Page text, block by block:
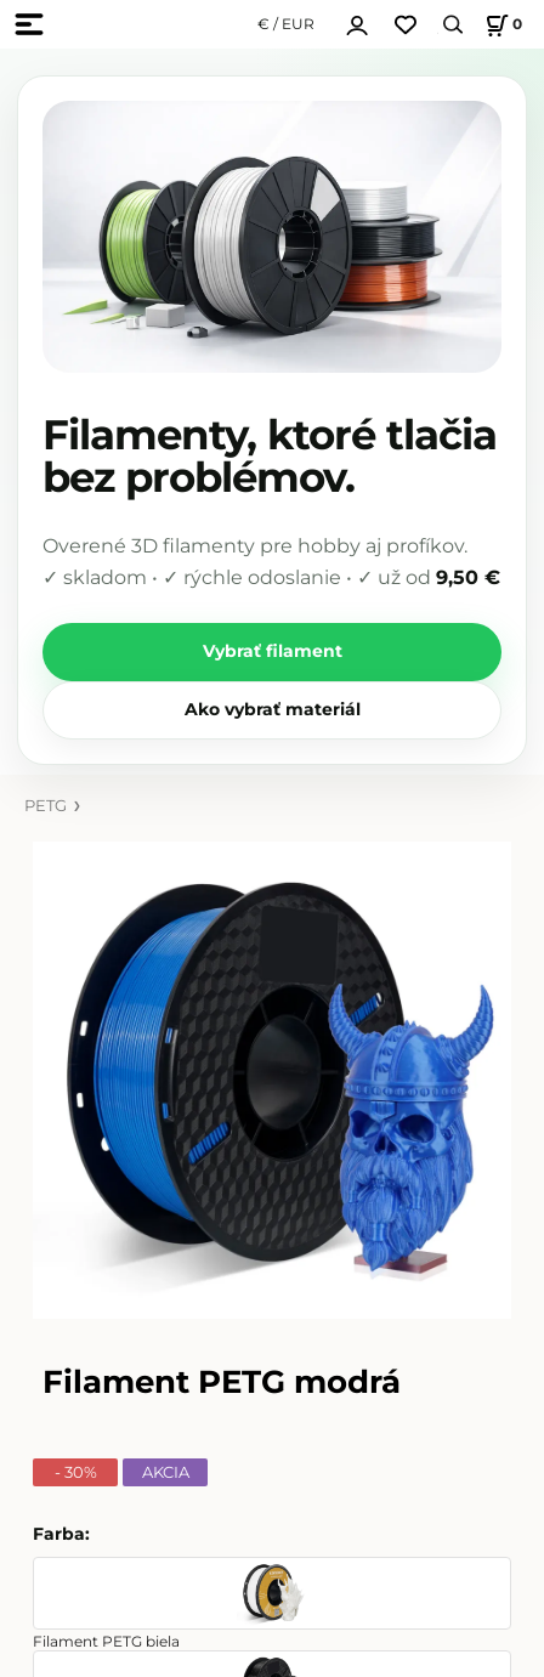
€ / EUR 0
Filamenty, ktoré tlačia
bez problémov.
Overené 3D filamenty pre hobby aj profíkov.
✓ skladom • ✓ rýchle odoslanie • ✓ už od 9,50 €
Vybrať filament
Ako vybrať materiál
PETG
Filament PETG modrá
- 30% AKCIA
Farba:
Filament PETG biela